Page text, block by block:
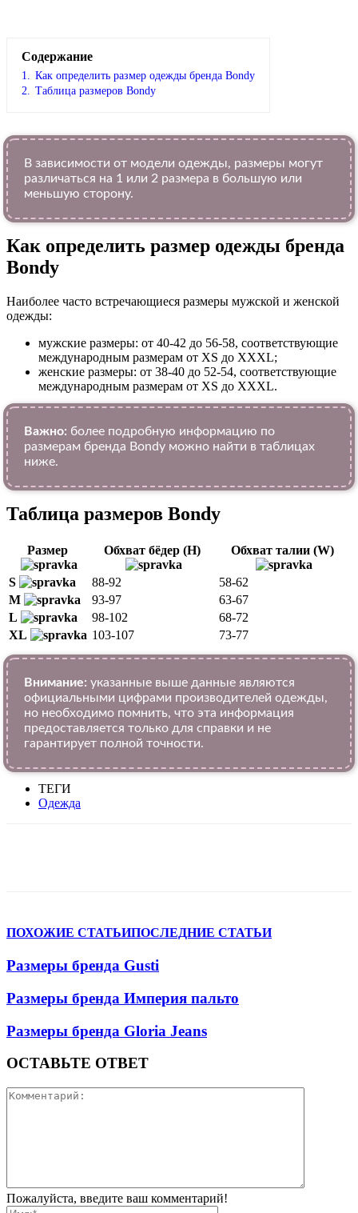
Содержание
1. Как определить размер одежды брендa Bondy
2. Таблица размеров Bondy
В зависимости от модели одежды, размеры могут
различаться на 1 или 2 размера в большую или
меньшую сторону.
Как определить размер одежды брендa
Bondy
Наиболее часто встречающиеся размеры мужской и женской
одежды:
мужские размеры: от 40-42 до 56-58, соответствующие
международным размерам от XS до XXXL;
женские размеры: от 38-40 до 52-54, соответствующие
международным размерам от XS до XXXL.
Важно: более подробную информацию по
размерам бренда Bondy можно найти в таблицах
ниже.
Таблица размеров Bondy
Размер Обхват бёдер (H) Обхват талии (W)
S 88-92
58-62
M
93-97
63-67
L
98-102
68-72
XL
103-107 73-77
Внимание: указанные выше данные являются
официальными цифрами производителей одежды,
но необходимо помнить, что эта информация
предоставляется только для справки и не
гарантирует полной точности.
ТЕГИ
Одежда
ПОХОЖИЕ СТАТЬИПОСЛЕДНИЕ СТАТЬИ
Размеры бренда Gusti
Размеры бренда Империя пальто
Размеры бренда Gloria Jeans
ОСТАВЬТЕ ОТВЕТ
Пожалуйста, введите ваш комментарий!